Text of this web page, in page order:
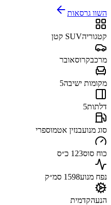
השוו גרסאות
קטגוריהSUV קטן
מרכבקרוסאובר
מקומות ישיבה5
דלתות5
סוג מנועבנזין אטמוספרי
כוח סוס123 כ״ס
נפח מנוע1598 סמ״ק
הנעהקדמית